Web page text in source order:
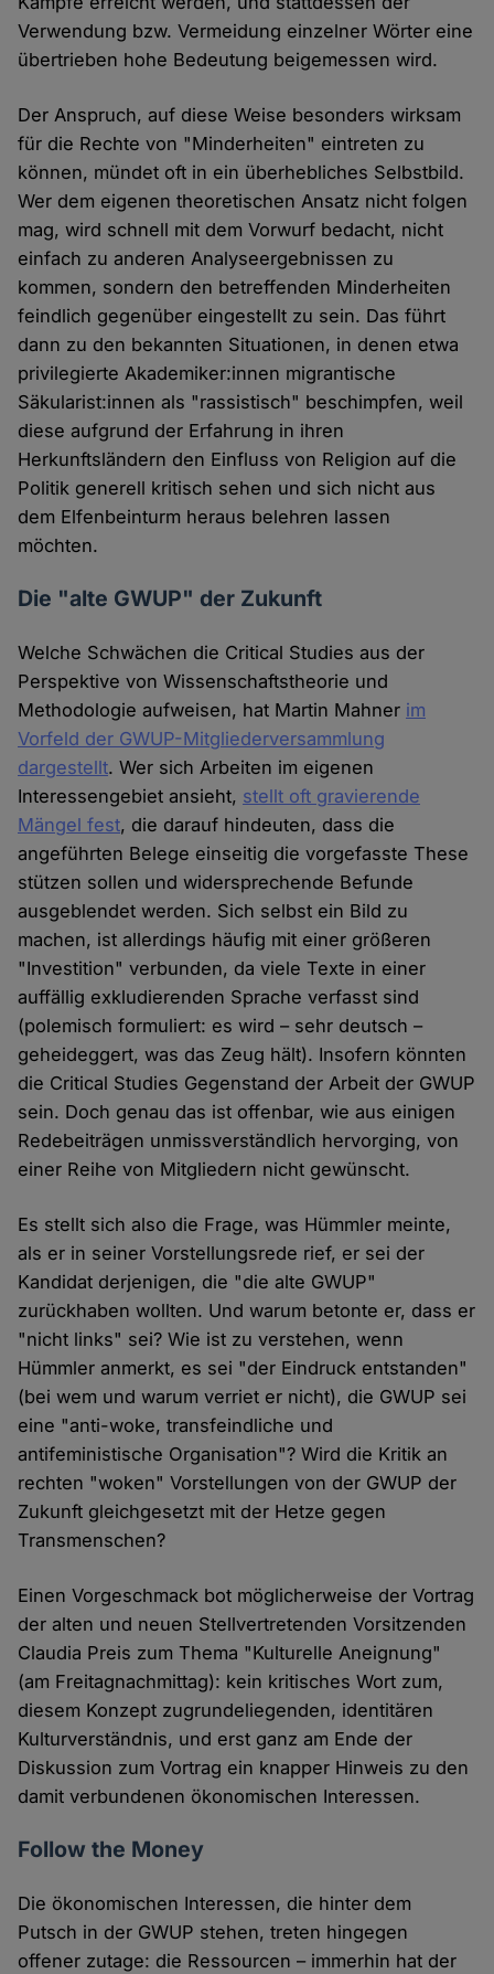
Verwendung bzw. Vermeidung einzelner Wörter eine
übertrieben hohe Bedeutung beigemessen wird.
Der Anspruch, auf diese Weise besonders wirksam
für die Rechte von "Minderheiten" eintreten zu
können, mündet oft in ein überhebliches Selbstbild.
Wer dem eigenen theoretischen Ansatz nicht folgen
mag, wird schnell mit dem Vorwurf bedacht, nicht
einfach zu anderen Analyseergebnissen zu
kommen, sondern den betreffenden Minderheiten
feindlich gegenüber eingestellt zu sein. Das führt
dann zu den bekannten Situationen, in denen etwa
privilegierte Akademiker:innen migrantische
Säkularist:innen als "rassistisch" beschimpfen, weil
diese aufgrund der Erfahrung in ihren
Herkunftsländern den Einfluss von Religion auf die
Politik generell kritisch sehen und sich nicht aus
dem Elfenbeinturm heraus belehren lassen
möchten.
Die "alte GWUP" der Zukunft
Welche Schwächen die Critical Studies aus der
Perspektive von Wissenschaftstheorie und
Methodologie aufweisen, hat Martin Mahner im
Vorfeld der GWUP-Mitgliederversammlung
dargestellt. Wer sich Arbeiten im eigenen
Interessengebiet ansieht, stellt oft gravierende
Mängel fest, die darauf hindeuten, dass die
angeführten Belege einseitig die vorgefasste These
stützen sollen und widersprechende Befunde
ausgeblendet werden. Sich selbst ein Bild zu
machen, ist allerdings häufig mit einer größeren
"Investition" verbunden, da viele Texte in einer
auffällig exkludierenden Sprache verfasst sind
(polemisch formuliert: es wird – sehr deutsch –
geheideggert, was das Zeug hält). Insofern könnten
die Critical Studies Gegenstand der Arbeit der GWUP
sein. Doch genau das ist offenbar, wie aus einigen
Redebeiträgen unmissverständlich hervorging, von
einer Reihe von Mitgliedern nicht gewünscht.
Es stellt sich also die Frage, was Hümmler meinte,
als er in seiner Vorstellungsrede rief, er sei der
Kandidat derjenigen, die "die alte GWUP"
zurückhaben wollten. Und warum betonte er, dass er
"nicht links" sei? Wie ist zu verstehen, wenn
Hümmler anmerkt, es sei "der Eindruck entstanden"
(bei wem und warum verriet er nicht), die GWUP sei
eine "anti-woke, transfeindliche und
antifeministische Organisation"? Wird die Kritik an
rechten "woken" Vorstellungen von der GWUP der
Zukunft gleichgesetzt mit der Hetze gegen
Transmenschen?
Einen Vorgeschmack bot möglicherweise der Vortrag
der alten und neuen Stellvertretenden Vorsitzenden
Claudia Preis zum Thema "Kulturelle Aneignung"
(am Freitagnachmittag): kein kritisches Wort zum,
diesem Konzept zugrundeliegenden, identitären
Kulturverständnis, und erst ganz am Ende der
Diskussion zum Vortrag ein knapper Hinweis zu den
damit verbundenen ökonomischen Interessen.
Follow the Money
Die ökonomischen Interessen, die hinter dem
Putsch in der GWUP stehen, treten hingegen
offener zutage: die Ressourcen – immerhin hat der